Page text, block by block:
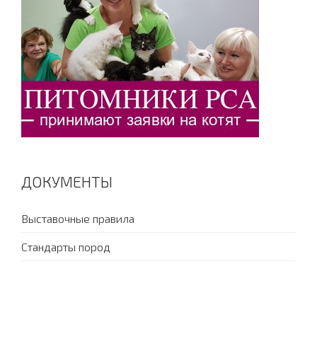
ДОКУМЕНТЫ
Выставочные правила
Стандарты пород